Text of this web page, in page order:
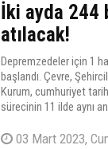
İki ayda 244
atılacak!
Depremzedeler için 1
başlandı. Çevre,
Kurum, cumhuriyet
sürecinin 11 ilde aynı
konutumuzun
03 Mart 2023,